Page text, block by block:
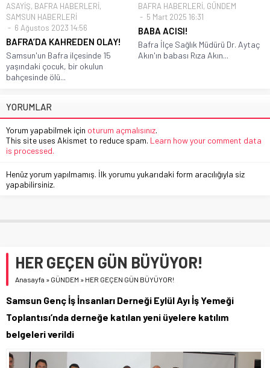
ASAYİŞ, BAFRA HABERLERİ,
SAMSUN HABERLERİ
6 Ağustos 2023 14:56
BAFRA’DA KAHREDEN OLAY!
Samsun'un Bafra ilçesinde 15
yaşındaki çocuk, bir okulun
bahçesinde ölü...
BAFRA HABERLERİ, GÜNDEM
5 Mart 2025 16:31
BABA ACISI!
Bafra İlçe Sağlık Müdürü Dr. Aytaç
Akın'ın babası Rıza Akın...
YORUMLAR
Yorum yapabilmek için oturum açmalısınız.
This site uses Akismet to reduce spam. Learn how your comment data
is processed.
Henüz yorum yapılmamış. İlk yorumu yukarıdaki form aracılığıyla siz
yapabilirsiniz.
HER GEÇEN GÜN BÜYÜYOR!
Anasayfa » GÜNDEM » HER GEÇEN GÜN BÜYÜYOR!
Samsun Genç İş İnsanları Derneği Eylül Ayı İş Yemeği
Toplantısı’nda derneğe katılan yeni üyelere katılım
belgeleri verildi